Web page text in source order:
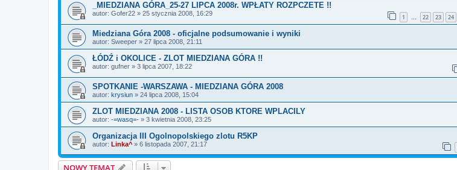
_MIEDZIANA GÓRA_25-27 LIPCA 2008r. WPŁATY ROZPCZETE !!
autor: Gofer22 » 25 stycznia 2008, 16:29 1 … 22 23 24
Miedziana Góra 2008 - oficjalne podsumowanie i wyniki
autor: Sweeper » 27 lipca 2008, 21:11
ŁÓDŹ i OKOLICE - ZLOT MIEDZIANA GÓRA !!
autor: gufner » 3 lipca 2007, 18:22
SPOTKANIE -WARSZAWA - MIEDZIANA GÓRA 2008
autor: krysiun » 24 lipca 2008, 15:04
ZLOT MIEDZIANA 2008 - LISTA OSOB KTORE WPLACILY
autor: -=wasq=- » 3 kwietnia 2008, 23:25
Organizacja III Ogolnopolskiego zlotu R5KP
autor: Linka^ » 6 listopada 2007, 21:17
NOWY TEMAT